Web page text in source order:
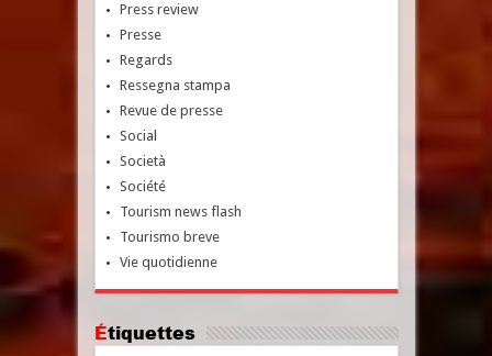
Press review
Presse
Regards
Ressegna stampa
Revue de presse
Social
Società
Société
Tourism news flash
Tourismo breve
Vie quotidienne
Étiquettes